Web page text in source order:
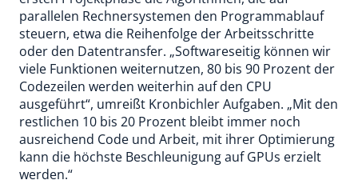
parallelen Rechnersystemen den Programmablauf
steuern, etwa die Reihenfolge der Arbeitsschritte
oder den Datentransfer. „Softwareseitig können wir
viele Funktionen weiternutzen, 80 bis 90 Prozent der
Codezeilen werden weiterhin auf den CPU
ausgeführt“, umreißt Kronbichler Aufgaben. „Mit den
restlichen 10 bis 20 Prozent bleibt immer noch
ausreichend Code und Arbeit, mit ihrer Optimierung
kann die höchste Beschleunigung auf GPUs erzielt
werden.“